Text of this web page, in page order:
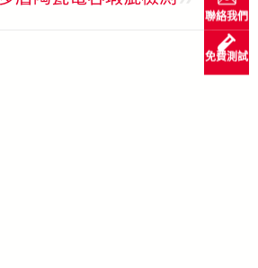
聯絡我們
免費測試